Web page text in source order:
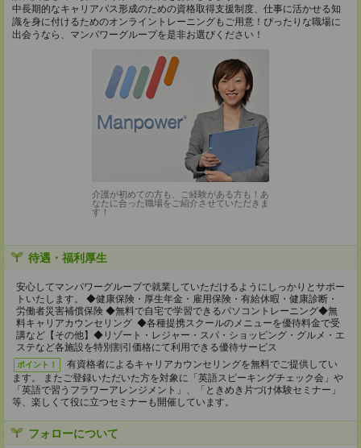
中長期的なキャリアパス形成のための資格取得支援制度、仕事に活かせる知
識を身に付けるためのオンライントレーニングもご用意！ぴったりな職場に
出会うなら、マンパワーグループを是非お選びください！
介護が初めての方も、ご経験がある方も！あ
なたに合った職場をご紹介させていただきま
す！
待遇・福利厚生
安心してマンパワーグループで就業していただけるようにしっかりとサポー
トいたします。 ◆健康保険・厚生年金・雇用保険・有給休暇・健康診断・
労働者災害補償保険 ◆無料で自宅で学習できるパソコントレーニング◆無
料キャリアカウンセリング ◆各種提携スクールのメニューを優待料金で受
講など【その他】◆リゾート・レジャー・スパ・ショッピング・グルメ・エ
ステなど各施設を特別割引価格にて利用できる優待サービス
ポイント！
有資格者によるキャリアカウンセリングを無料でご提供してい
ます。 またご登録いただいた方を対象に「英語スピーキングチェック会」や
「英語で習うフラワーアレンジメント」、「ときめき片づけ体験セミナー」
等、楽しくて役に立つセミナーも開催しています。
フォローについて